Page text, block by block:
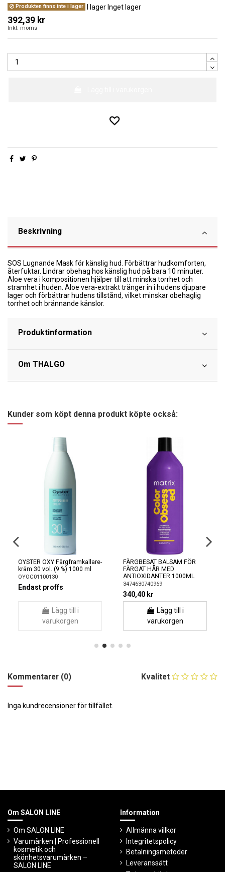
Produkten finns inte i lager I lager Inget lager
392,39 kr
Inkl. moms
Beskrivning
SOS Lugnande Mask för känslig hud. Förbättrar hudkomforten,
återfuktar. Lindrar obehag hos känslig hud på bara 10 minuter.
Aloe vera i kompositionen hjälper till att minska torrhet och
stramhet i huden. Aloe vera-extrakt tränger in i hudens djupare
lager och förbättrar hudens tillstånd, vilket minskar obehaglig
torrhet och brännande känslor.
Produktinformation
Om THALGO
Kunder som köpt denna produkt köpte också:
OYSTER OXY Färgframkallare-
kräm 30 vol. (9 %) 1000 ml
OYOC01100130
Endast proffs
Lägg till i
varukorgen
FÄRGBESAT BALSAM FÖR
FÄRGAT HÅR MED
ANTIOXIDANTER 1000ML
3474630740969
340,40 kr
Lägg till i
varukorgen
Kvalitet
Kommentarer (0)
Inga kundrecensioner för tillfället.
Om SALON LINE
Om SALON LINE
Varumärken | Professionell
kosmetik och
skönhetsvarumärken –
SALON LINE
Information
Allmänna villkor
Integritetspolicy
Betalningsmetoder
Leveranssätt